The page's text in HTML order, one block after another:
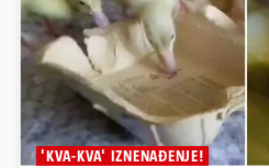
'KVA-KVA' IZNENAĐENJE!